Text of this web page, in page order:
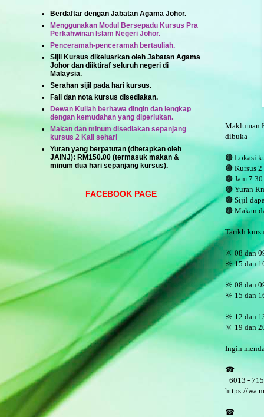
Makluman
dibuka
🟤 Lokasi
🟤 Kursus
🟤 Jam
🟤 Yuran
🟤 Sijil
🟤 Makan
Tarikh
🔆 08dan
🔆 15dan
🔆 08 dan
🔆 15 dan
🔆 12 dan
🔆 19 dan
Ingin
☎
+6013 -
https://
☎
Berdaftar dengan Jabatan Agama Johor.
Menggunakan Modul Bersepadu Kursus Pra
Perkahwinan Islam Negeri Johor.
Penceramah-penceramah bertauliah.
Sijil Kursus dikeluarkan oleh Jabatan Agama
Johor dan diiktiraf seluruh negeri di
Malaysia.
Serahan sijil pada hari kursus.
Fail dan nota kursus disediakan.
Dewan Kuliah berhawa dingin dan lengkap
dengan kemudahan yang diperlukan.
Makan dan minum disediakan sepanjang
kursus 2 Kali sehari
Yuran yang berpatutan (ditetapkan oleh
JAINJ): RM150.00 (termasuk makan &
minum dua hari sepanjang kursus).
FACEBOOK PAGE